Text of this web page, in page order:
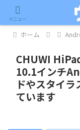
記事内に広告が含まれてい
ホーム
CHUWI
10.1インチ
ドやスタイ
ています
メニュー